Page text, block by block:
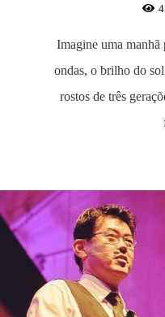
Imagine uma manhã
ondas, o brilho do
rostos de três